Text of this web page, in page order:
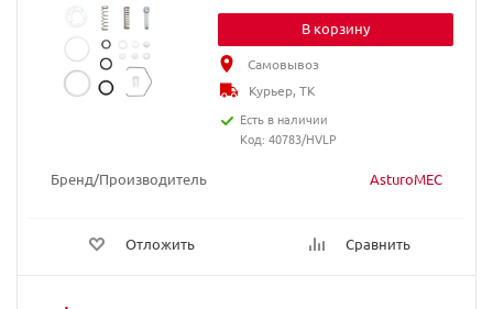
Бренд/Производитель AsturoMEC
Отложить Сравнить
В корзину
Самовывоз
Курьер, ТК
Есть в наличии
Код: 40783/HVLP